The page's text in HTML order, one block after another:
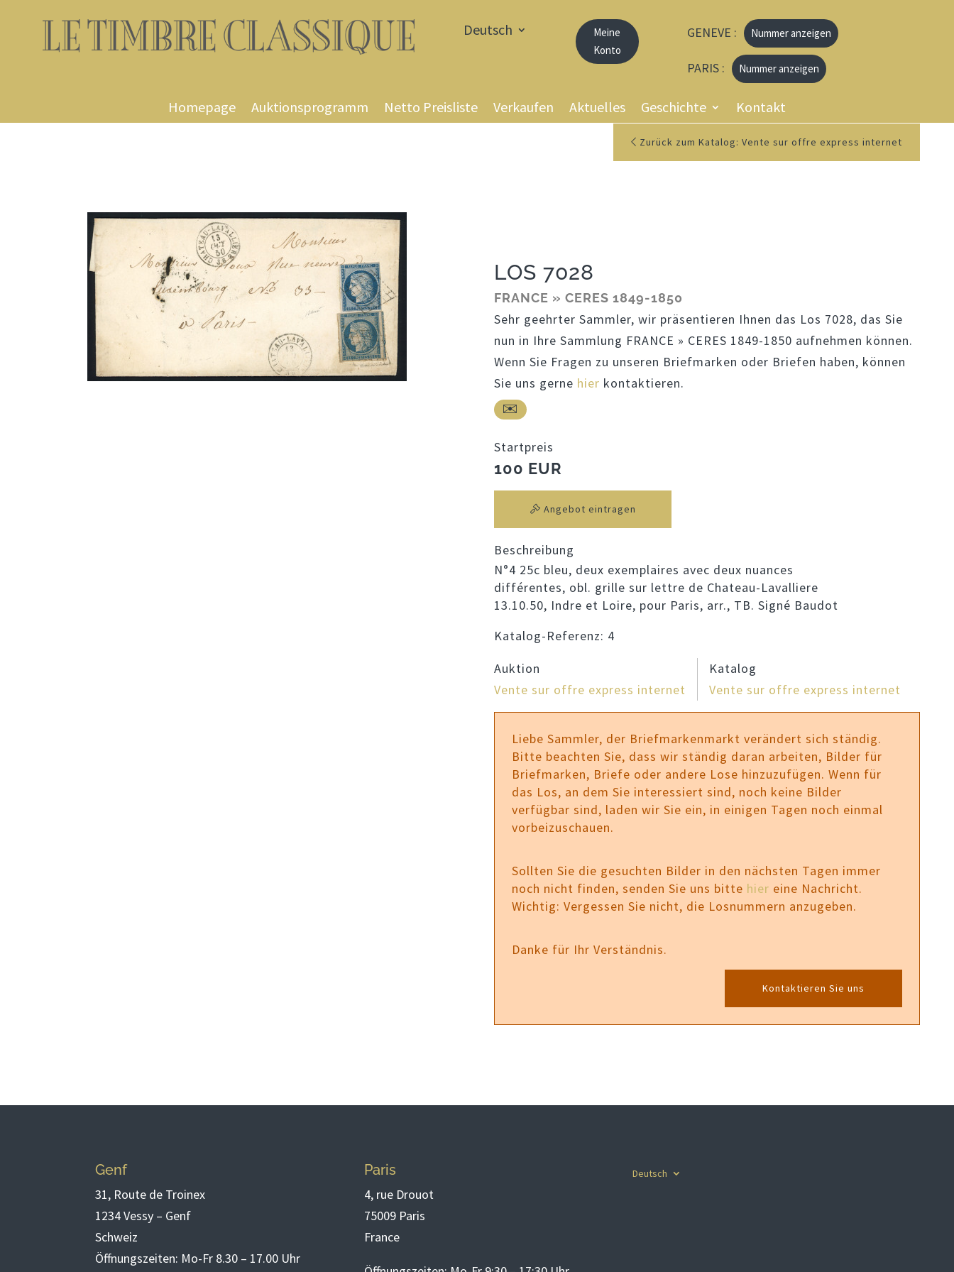
Deutsch
Meine
Konto
GENEVE : Nummer anzeigen
PARIS : Nummer anzeigen
Homepage Auktionsprogramm Netto Preisliste Verkaufen Aktuelles Geschichte Kontakt
Zurück zum Katalog: Vente sur offre express internet
LOS 7028
FRANCE » CERES 1849-1850
Sehr geehrter Sammler, wir präsentieren Ihnen das Los 7028, das Sie
nun in Ihre Sammlung FRANCE » CERES 1849-1850 aufnehmen können.
Wenn Sie Fragen zu unseren Briefmarken oder Briefen haben, können
Sie uns gerne hier kontaktieren.
Startpreis
100 EUR
Angebot eintragen
Beschreibung
N°4 25c bleu, deux exemplaires avec deux nuances
différentes, obl. grille sur lettre de Chateau-Lavalliere
13.10.50, Indre et Loire, pour Paris, arr., TB. Signé Baudot
Katalog-Referenz: 4
Auktion
Vente sur offre express internet
Katalog
Vente sur offre express internet
Liebe Sammler, der Briefmarkenmarkt verändert sich ständig.
Bitte beachten Sie, dass wir ständig daran arbeiten, Bilder für
Briefmarken, Briefe oder andere Lose hinzuzufügen. Wenn für
das Los, an dem Sie interessiert sind, noch keine Bilder
verfügbar sind, laden wir Sie ein, in einigen Tagen noch einmal
vorbeizuschauen.
Sollten Sie die gesuchten Bilder in den nächsten Tagen immer
noch nicht finden, senden Sie uns bitte hier eine Nachricht.
Wichtig: Vergessen Sie nicht, die Losnummern anzugeben.
Danke für Ihr Verständnis.
Kontaktieren Sie uns
Genf
31, Route de Troinex
1234 Vessy – Genf
Schweiz
Öffnungszeiten: Mo-Fr 8.30 – 17.00 Uhr
Paris
4, rue Drouot
75009 Paris
France
Deutsch